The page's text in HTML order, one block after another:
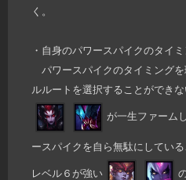
く。
・自身のパワースパイクのタイ
パワースパイクのタイミング
ルルートを選択することができ
が一生ファーム
ースパイクを自ら無駄にしてい
レベル６が強い